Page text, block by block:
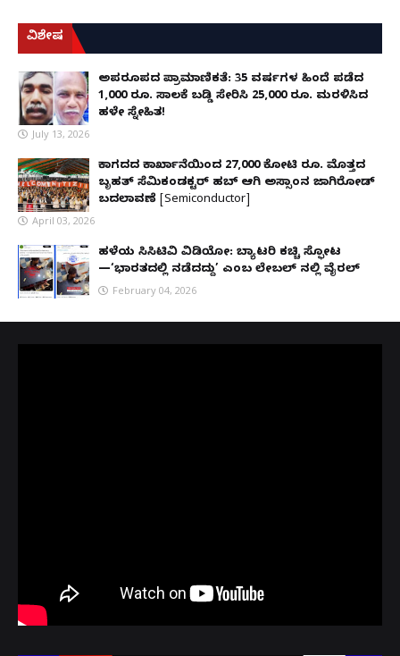
ವಿಶೇಷ
ಅಪರೂಪದ ಪ್ರಾಮಾಣಿಕತೆ: 35 ವರ್ಷಗಳ ಹಿಂದೆ ಪಡೆದ
1,000 ರೂ. ಸಾಲಕ್ಕೆ ಬಡ್ಡಿ ಸೇರಿಸಿ 25,000 ರೂ. ಮರಳಿಸಿದ
ಹಳೇ ಸ್ನೇಹಿತ!
July 13, 2026
ಕಾಗದದ ಕಾರ್ಖಾನೆಯಿಂದ 27,000 ಕೋಟಿ ರೂ. ಮೊತ್ತದ
ಬೃಹತ್ ಸೆಮಿಕಂಡಕ್ಟರ್ ಹಬ್ ಆಗಿ ಅಸ್ಸಾಂನ ಜಾಗಿರೋಡ್
ಬದಲಾವಣೆ [Semiconductor]
April 03, 2026
ಹಳೆಯ ಸಿಸಿಟಿವಿ ವಿಡಿಯೋ: ಬ್ಯಾಟರಿ ಕಚ್ಚಿ ಸ್ಫೋಟ
—‘ಭಾರತದಲ್ಲಿ ನಡೆದದ್ದು’ ಎಂಬ ಲೇಬಲ್ ನಲ್ಲಿ ವೈರಲ್
February 04, 2026